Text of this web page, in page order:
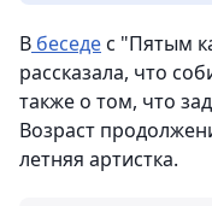
В беседес "Пятым
рассказала, что
также о том, что
Возраст
летняя артистка.